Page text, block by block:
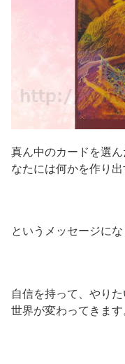
真ん中のカードを選
なたには何かを作り
というメッセージにな
自信を持って、やり
世界が変わってきます